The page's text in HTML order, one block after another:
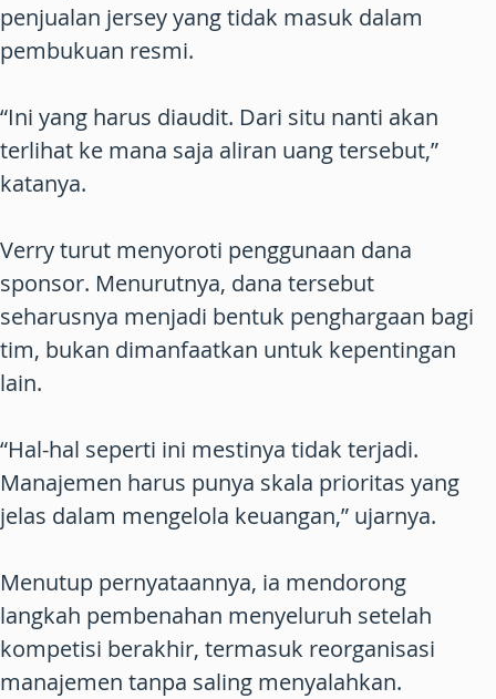
penjualan jersey yang tidak masuk dalam
pembukuan resmi.
“Ini yang harus diaudit. Dari situ nanti akan
terlihat ke mana saja aliran uang tersebut,”
katanya.
Verry turut menyoroti penggunaan dana
sponsor. Menurutnya, dana tersebut
seharusnya menjadi bentuk penghargaan bagi
tim, bukan dimanfaatkan untuk kepentingan
lain.
“Hal-hal seperti ini mestinya tidak terjadi.
Manajemen harus punya skala prioritas yang
jelas dalam mengelola keuangan,” ujarnya.
Menutup pernyataannya, ia mendorong
langkah pembenahan menyeluruh setelah
kompetisi berakhir, termasuk reorganisasi
manajemen tanpa saling menyalahkan.